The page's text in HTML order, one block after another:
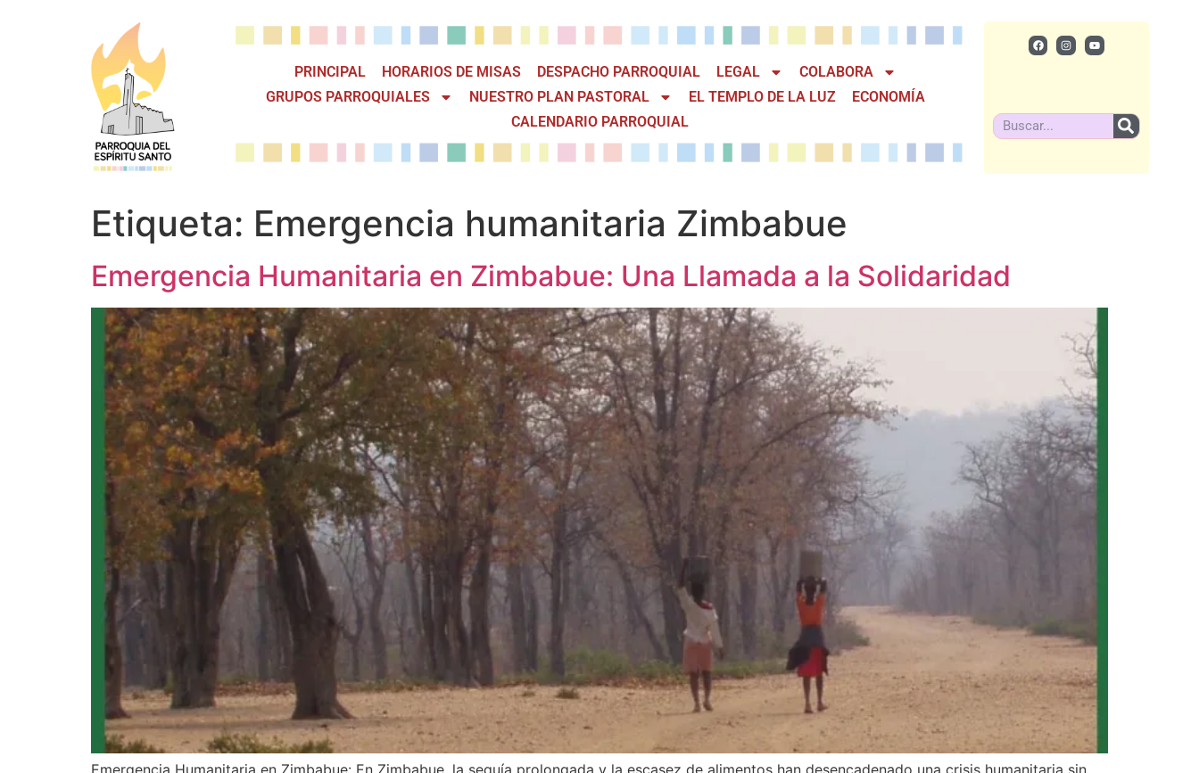
PRINCIPAL HORARIOS DE MISAS DESPACHO PARROQUIAL LEGAL
COLABORA
GRUPOS PARROQUIALES
NUESTRO PLAN PASTORAL EL TEMPLO DE LA LUZ
ECONOMÍA
CALENDARIO PARROQUIAL
Etiqueta: Emergencia humanitaria Zimbabue
Emergencia Humanitaria en Zimbabue: Una Llamada a la Solidaridad
Emergencia Humanitaria en Zimbabue: En Zimbabue, la sequía prolongada y la escasez de alimentos han desencadenado una crisis humanitaria sin